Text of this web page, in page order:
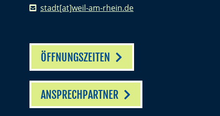
stadt[at]weil-am-rhein.de
ÖFFNUNGSZEITEN
ANSPRECHPARTNER